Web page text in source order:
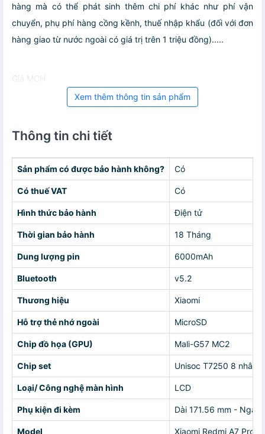
hàng mà có thể phát sinh thêm chi phí khác như phí vận
chuyển, phụ phí hàng cồng kềnh, thuế nhập khẩu (đối với đơn
hàng giao từ nước ngoài có giá trị trên 1 triệu đồng).....
Giá MCH
Xem thêm thông tin sản phẩm
Thông tin chi tiết
Sản phẩm có được bảo hành không? Có
Có thuế VAT Có
Hình thức bảo hành Điện tử
Thời gian bảo hành 18 Tháng
Dung lượng pin 6000mAh
Bluetooth v5.2
Thương hiệu Xiaomi
Hỗ trợ thẻ nhớ ngoài MicroSD
Chip đồ họa (GPU) Mali-G57 MC2
Chip set Unisoc T7250 8 nhân
Loại/ Công nghệ màn hình LCD
Phụ kiện đi kèm Dài 171.56 mm -
Model Xiaomi Redmi A7 Pro